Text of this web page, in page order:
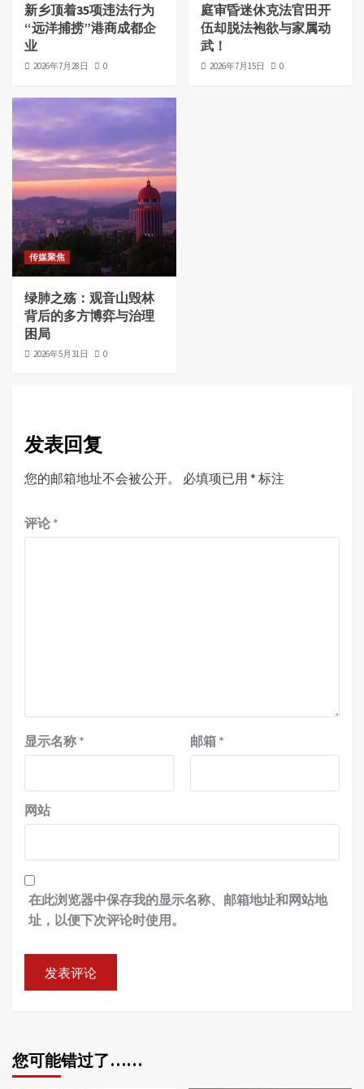
新乡顶着35项违法行为
“远洋捕捞”港商成都企
业
2026年7月28日 0
庭审昏迷休克法官田开
伍却脱法袍欲与家属动
武！
2026年7月15日 0
传媒聚焦
绿肺之殇：观音山毁林
背后的多方博弈与治理
困局
2026年5月31日 0
发表回复
您的邮箱地址不会被公开。 必填项已用 * 标注
评论 *
显示名称 * 邮箱 *
网站
在此浏览器中保存我的显示名称、邮箱地址和网站地
址，以便下次评论时使用。
您可能错过了……